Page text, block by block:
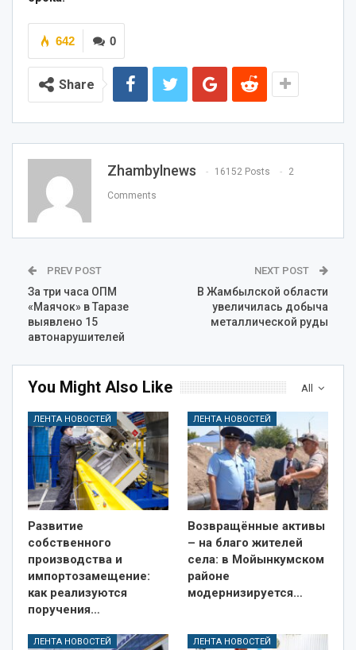
0
642
Share
Zhambylnews 16152 Posts 2
Comments
PREV POST
За три часа ОПМ
«Маячок» в Таразе
выявлено 15
автонарушителей
NEXT POST
В Жамбылской области
увеличилась добыча
металлической руды
All
You Might Also Like
ЛЕНТА НОВОСТЕЙ
Развитие
собственного
производства и
импортозамещение:
как реализуются
поручения…
ЛЕНТА НОВОСТЕЙ
Возвращённые активы
– на благо жителей
села: в Мойынкумском
районе
модернизируется…
ЛЕНТА НОВОСТЕЙ ЛЕНТА НОВОСТЕЙ